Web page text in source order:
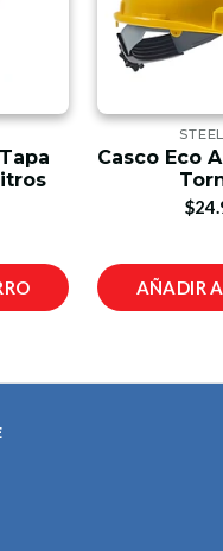
Casco Eco
AÑADIR